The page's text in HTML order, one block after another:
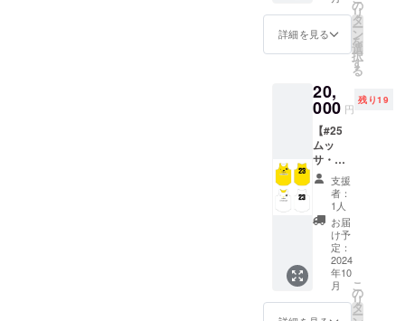
ん。 ※
ご支援
確定後
セル・
交換
は、対
応いた
しかね
ますの
で、何
卒ご了
承くだ
さい。
練習中
に使用
してい
るもの
デザイ
ンのリ
バーシ
ブルを
提供し
ます。
・商品
サイ
ズ：Oサ
イズ ※
選手実
着用の
もので
はあり
ませ
ん。 ※
詳細を見る
の
リ
タ
ー
ン
を
選
択
す
る
20,
000 円
残り19
【#25
ムッ
サ・ダ
マ選
手 サ
イン入
りリ
バーシ
ブル】
選手が
練習中
に使用
してい
支援
者：
1人
お届
け予
定：
2024
年10
月
こ
の
リ
タ
ー